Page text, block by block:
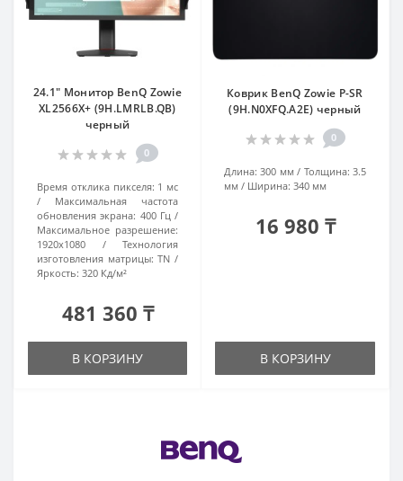
24.1" Монитор BenQ Zowie
XL2566X+ (9H.LMRLB.QB)
черный
0
Время отклика пикселя: 1 мс
Максимальная частота
обновления экрана: 400 Гц
Максимальное разрешение:
1920x1080
Технология
изготовления матрицы: TN
Яркость: 320 Кд/м²
481 360 ₸
В КОРЗИНУ
Коврик BenQ Zowie P-SR
(9H.N0XFQ.A2E) черный
0
Длина: 300 мм Толщина: 3.5
мм
Ширина: 340 мм
16 980 ₸
В КОРЗИНУ